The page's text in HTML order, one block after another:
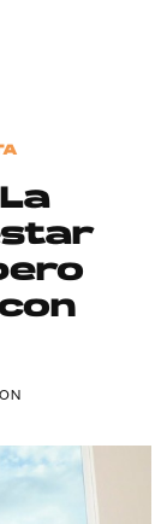
TODOS LOS